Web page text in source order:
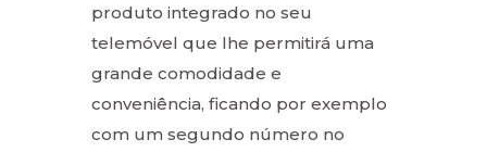
produto integrado no seu
telemóvel que lhe permitirá uma
grande comodidade e
conveniência, ficando por exemplo
com um segundo número no